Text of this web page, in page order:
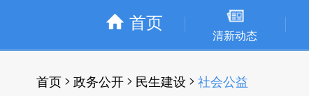
首页
清新动态
首页 > 政务公开 > 民生建设 > 社会公益